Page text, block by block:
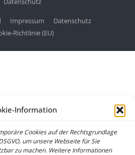
Information
Cookies auf der Rechtsgrundlage
um unsere Webseite für Sie
zu machen. Weitere Informationen
Impressum
Datenschutz
Richtlinie (EU)